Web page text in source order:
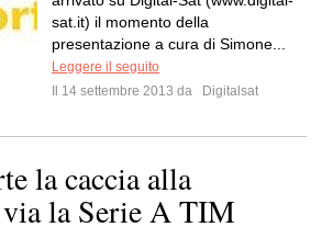
sat.it) il momento della
presentazione a cura di Simone...
Leggere il seguito
Il 14 settembre 2013 da
Digitalsat
la caccia alla
la Serie A TIM